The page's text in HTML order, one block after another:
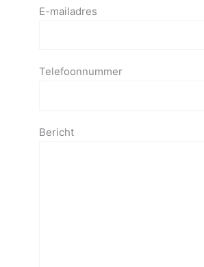
E-mailadres
Telefoonnummer
Bericht